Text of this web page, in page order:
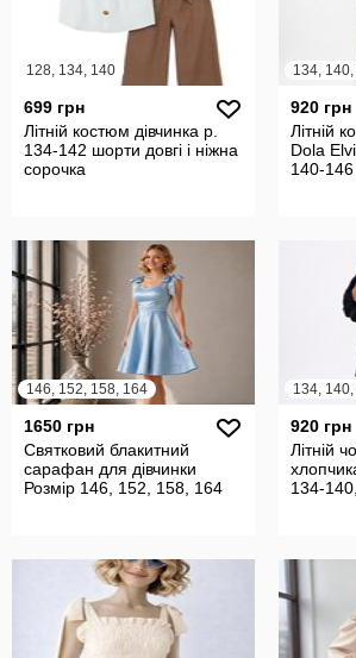
128, 134, 140
699 грн
Літній костюм дівчинка р.
134-142 шорти довгі і ніжна
сорочка
134,
920 грн
Літній
Dola
140-
146, 152, 158, 164
1650 грн
Святковий блакитний
сарафан для дівчинки
Розмір 146, 152, 158, 164
134,
920 грн
Літній
134-